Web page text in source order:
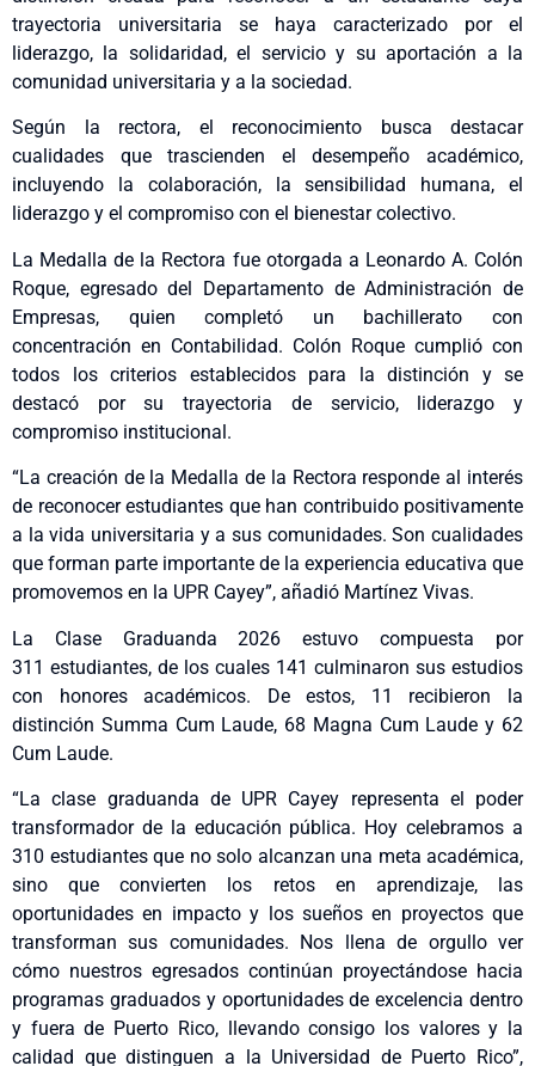
trayectoria universitaria se haya caracterizado por el
liderazgo, la solidaridad, el servicio y su aportación a la
comunidad universitaria y a la sociedad.
Según la rectora, el reconocimiento busca destacar
cualidades que trascienden el desempeño académico,
incluyendo la colaboración, la sensibilidad humana, el
liderazgo y el compromiso con el bienestar colectivo.
La Medalla de la Rectora fue otorgada a Leonardo A. Colón
Roque, egresado del Departamento de Administración de
Empresas, quien completó un bachillerato con
concentración en Contabilidad. Colón Roque cumplió con
todos los criterios establecidos para la distinción y se
destacó por su trayectoria de servicio, liderazgo y
compromiso institucional.
“La creación de la Medalla de la Rectora responde al interés
de reconocer estudiantes que han contribuido positivamente
a la vida universitaria y a sus comunidades. Son cualidades
que forman parte importante de la experiencia educativa que
promovemos en la UPR Cayey”, añadió Martínez Vivas.
La Clase Graduanda 2026 estuvo compuesta por
311 estudiantes, de los cuales 141 culminaron sus estudios
con honores académicos. De estos, 11 recibieron la
distinción Summa Cum Laude, 68 Magna Cum Laude y 62
Cum Laude.
“La clase graduanda de UPR Cayey representa el poder
transformador de la educación pública. Hoy celebramos a
310 estudiantes que no solo alcanzan una meta académica,
sino que convierten los retos en aprendizaje, las
oportunidades en impacto y los sueños en proyectos que
transforman sus comunidades. Nos llena de orgullo ver
cómo nuestros egresados continúan proyectándose hacia
programas graduados y oportunidades de excelencia dentro
y fuera de Puerto Rico, llevando consigo los valores y la
calidad que distinguen a la Universidad de Puerto Rico”,